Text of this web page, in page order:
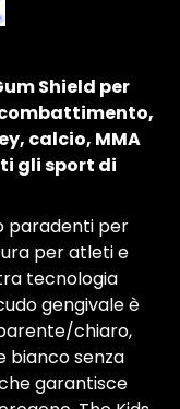
Shield per
calcio, MMA
gli sport di
paradenti per
per atleti e
tecnologia
gengivale è
chiaro,
bianco senza
garantisce